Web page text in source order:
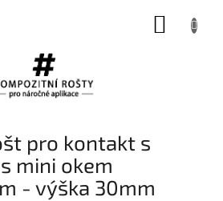
pro kontakt s
mini okem
- výška 30mm